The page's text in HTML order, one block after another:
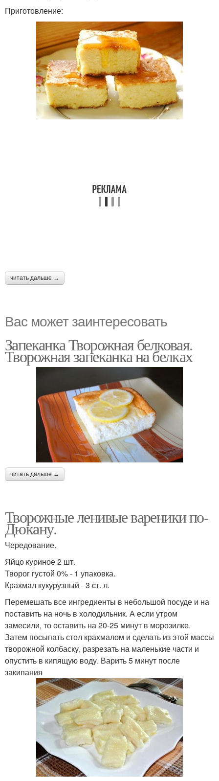
Приготовление:
читать дальше →
Вас может заинтересовать
Запеканка Творожная белковая.
Творожная запеканка на белках
читать дальше →
Творожные ленивые вареники по-
Дюкану.
Чередование.
Яйцо куриное 2 шт.
Творог густой 0% - 1 упаковка.
Крахмал кукурузный - 3 ст. л.
Перемешать все ингредиенты в небольшой посуде и на
поставить на ночь в холодильник. А если утром
замесили, то оставить на 20-25 минут в морозилке.
Затем посыпать стол крахмалом и сделать из этой массы
творожной колбаску, разрезать на маленькие части и
опустить в кипящую воду. Варить 5 минут после
закипания